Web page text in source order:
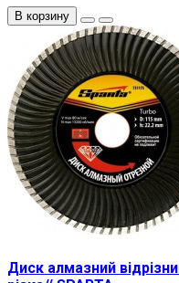
В корзину
Диск алмазний